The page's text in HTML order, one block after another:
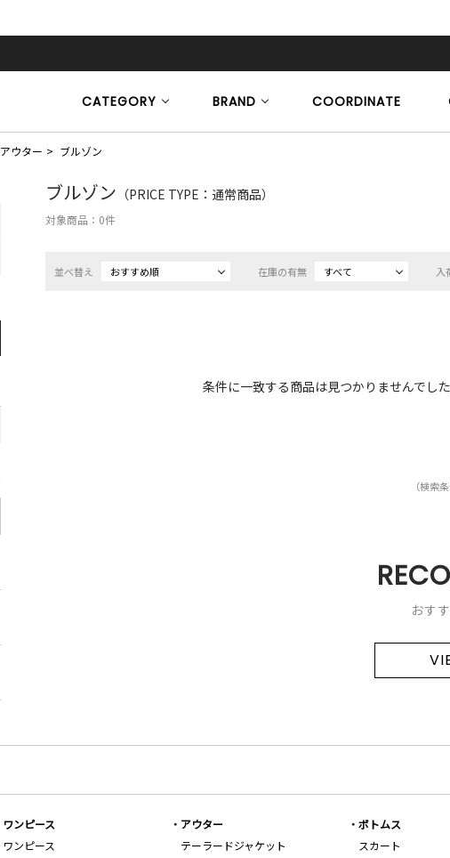
CATEGORY BRAND COORDINATE
アウター ブルゾン
ブルゾン （PRICE TYPE：通常商品）
対象商品： 0件
並べ替え おすすめ順 在庫の有無 すべて 入
条件に一致する商品は見つかりませんでし
（検索
おす
ワンピース
ワンピース
アウター
テーラードジャケット
ボトムス
スカート